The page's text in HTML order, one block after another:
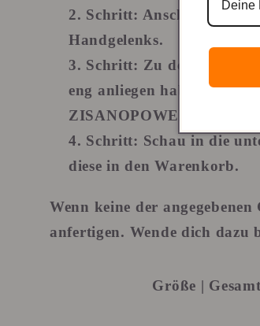
Schritt: Anschließend
Handgelenks.
Schritt: Zu dem
eng anliegen haben
ZISANOPOWER
Schritt: Schau in die
diese in den Warenkorb.
Wenn keine der
anfertigen. Wende dich
Größe |